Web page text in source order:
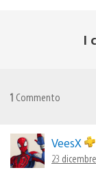
I
1 Commento
VeesX
23